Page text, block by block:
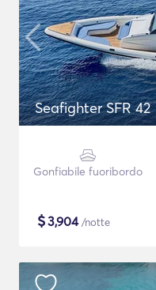
Seafighter SFR 42
Gonfiabile fuoribordo
$3,904/notte